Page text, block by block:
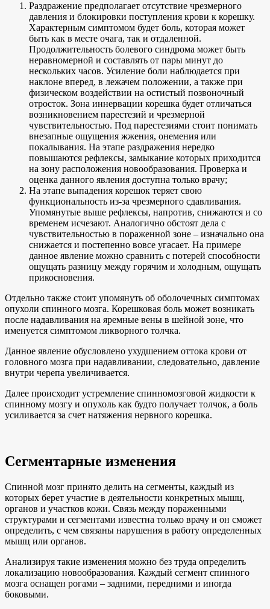
Раздражение предполагает отсутствие чрезмерного
давления и блокировки поступления крови к корешку.
Характерным симптомом будет боль, которая может
быть как в месте очага, так и отдаленной.
Продолжительность болевого синдрома может быть
неравномерной и составлять от пары минут до
нескольких часов. Усиление боли наблюдается при
наклоне вперед, в лежачем положении, а также при
физическом воздействии на остистый позвоночный
отросток. Зона иннервации корешка будет отличаться
возникновением парестезий и чрезмерной
чувствительностью. Под парестезиями стоит понимать
внезапные ощущения жжения, онемения или
покалывания. На этапе раздражения нередко
повышаются рефлексы, замыкание которых приходится
на зону расположения новообразования. Проверка и
оценка данного явления доступна только врачу;
На этапе выпадения корешок теряет свою
функциональность из-за чрезмерного сдавливания.
Упомянутые выше рефлексы, напротив, снижаются и со
временем исчезают. Аналогично обстоят дела с
чувствительностью в пораженной зоне – изначально она
снижается и постепенно вовсе угасает. На примере
данное явление можно сравнить с потерей способности
ощущать разницу между горячим и холодным, ощущать
прикосновения.
Отдельно также стоит упомянуть об оболочечных симптомах
опухоли спинного мозга. Корешковая боль может возникать
после надавливания на яремные вены в шейной зоне, что
именуется симптомом ликворного толчка.
Данное явление обусловлено ухудшением оттока крови от
головного мозга при надавливании, следовательно, давление
внутри черепа увеличивается.
Далее происходит устремление спинномозговой жидкости к
спинному мозгу и опухоль как будто получает толчок, а боль
усиливается за счет натяжения нервного корешка.
Сегментарные изменения
Спинной мозг принято делить на сегменты, каждый из
которых берет участие в деятельности конкретных мышц,
органов и участков кожи. Связь между пораженными
структурами и сегментами известна только врачу и он сможет
определить, с чем связаны нарушения в работу определенных
мышц или органов.
Анализируя такие изменения можно без труда определить
локализацию новообразования. Каждый сегмент спинного
мозга оснащен рогами – задними, передними и иногда
боковыми.